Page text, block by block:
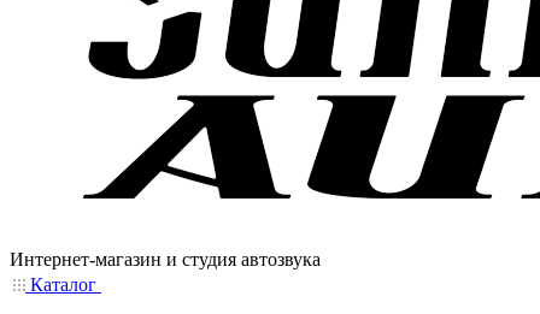
Интернет-магазин и студия автозвука
Каталог